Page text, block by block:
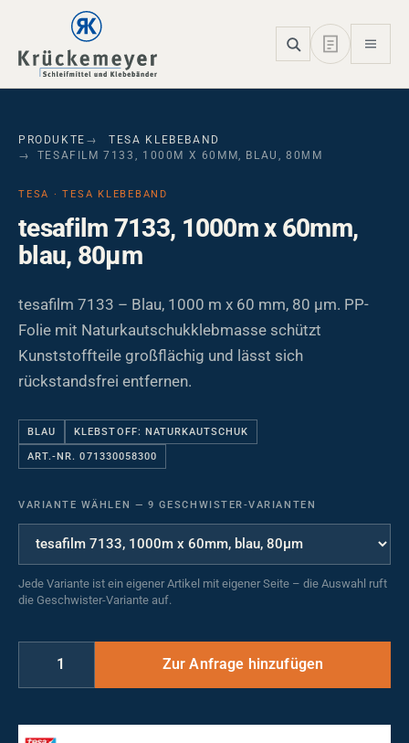
Skip to main navigation
Skip to main content
Skip to page footer
PRODUKTE
TESA KLEBEBAND
TESAFILM 7133, 1000M X 60MM, BLAU, 80ΜM
TESA · TESA KLEBEBAND
tesafilm 7133, 1000m x 60mm,
blau, 80µm
tesafilm 7133 – Blau, 1000 m x 60 mm, 80 µm. PP-
Folie mit Naturkautschukklebmasse schützt
Kunststoffteile großflächig und lässt sich
rückstandsfrei entfernen.
BLAU KLEBSTOFF: NATURKAUTSCHUK
ART.-NR. 071330058300
VARIANTE WÄHLEN — 9 GESCHWISTER-VARIANTEN
Jede Variante ist ein eigener Artikel mit eigener Seite – die Auswahl ruft
die Geschwister-Variante auf.